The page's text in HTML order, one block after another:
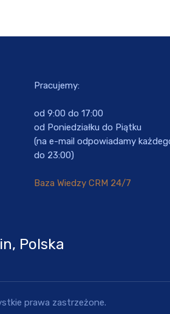
Pracujemy:
od 9:00 do 17:00
od Poniedziałku do Piątku
(na e-mail odpowiadamy
do 23:00)
Baza Wiedzy CRM 24/7
Polska
prawa zastrzeżone.